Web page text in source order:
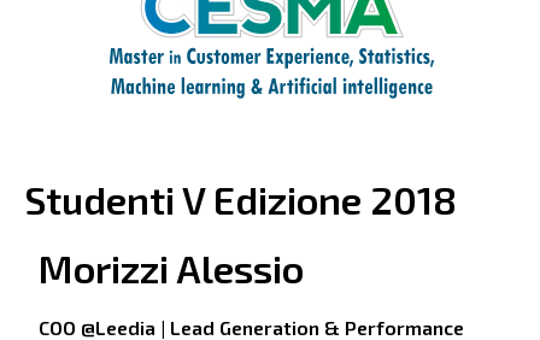
Studenti V Edizione 2018
Morizzi Alessio
COO @Leedia | Lead Generation & Performance